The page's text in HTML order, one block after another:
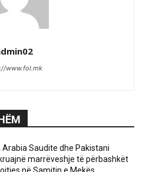
www.fol.mk
Arabia Saudite dhe Pakistani
marrëveshje të përbashkët